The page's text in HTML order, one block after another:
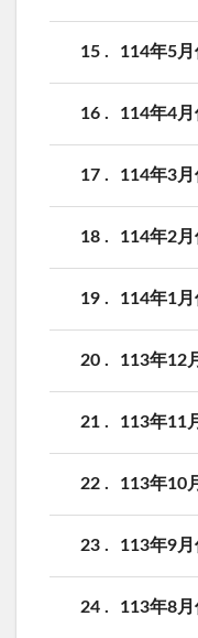
15 114年5
16 114年4
17 114年3
18 114年2
19 114年1
20 113年12
21 113年11
22 113年10
23 113年9
24 113年8